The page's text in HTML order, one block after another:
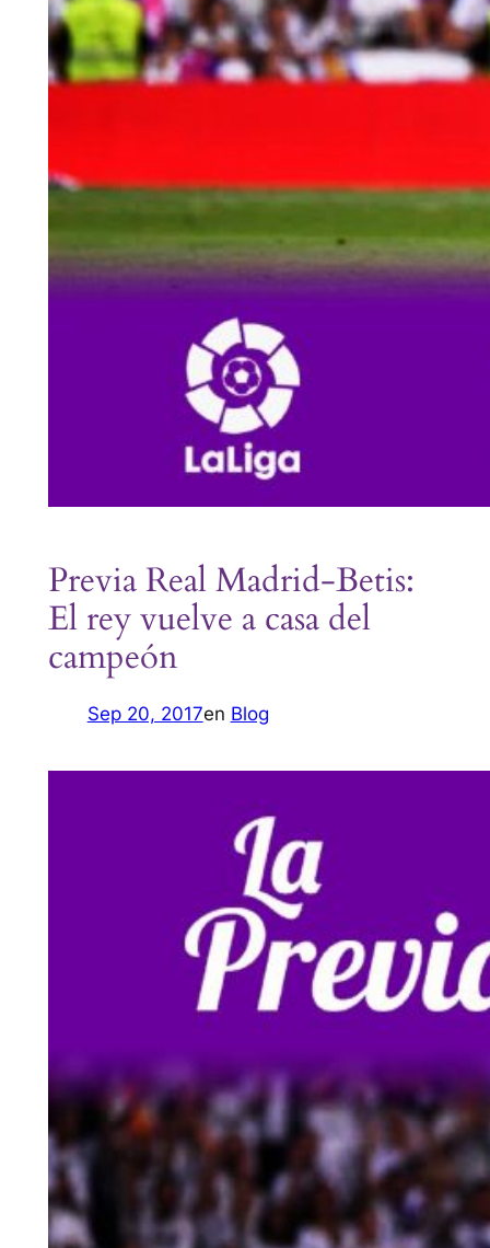
Previa Real Madrid-Betis:
El rey vuelve a casa del
campeón
Sep 20, 2017en Blog